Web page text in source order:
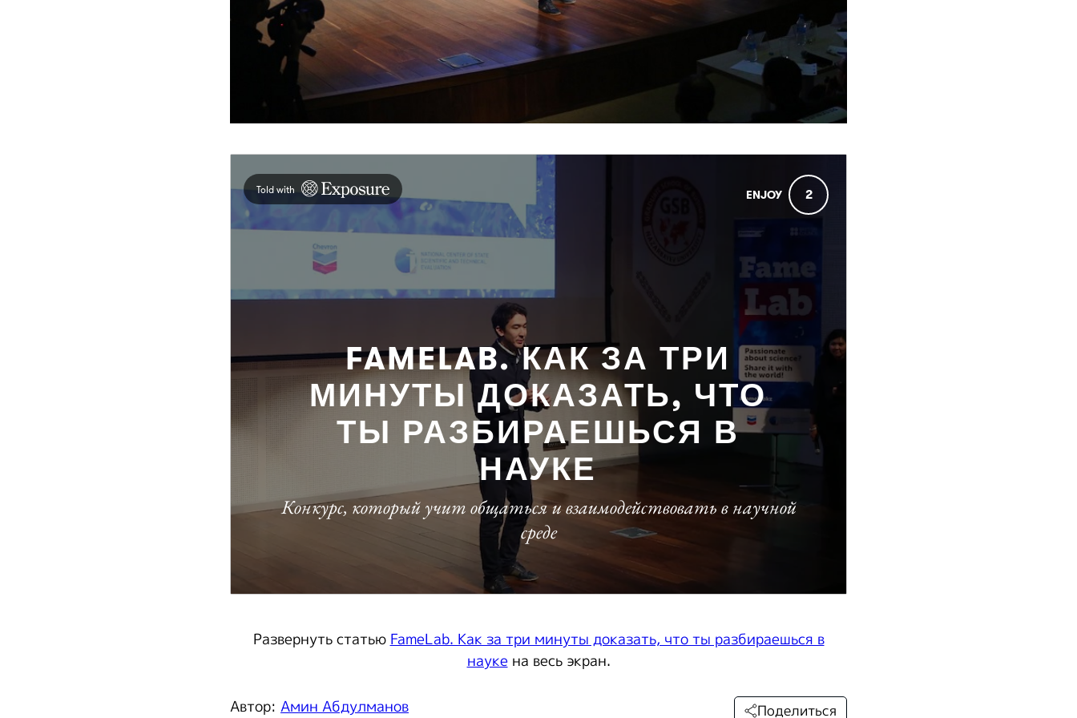
Развернуть статьюFameLab. Как за три минуты доказать, что ты разбираешься в
наукена весь экран.
Автор: Амин Абдулманов
Поделиться